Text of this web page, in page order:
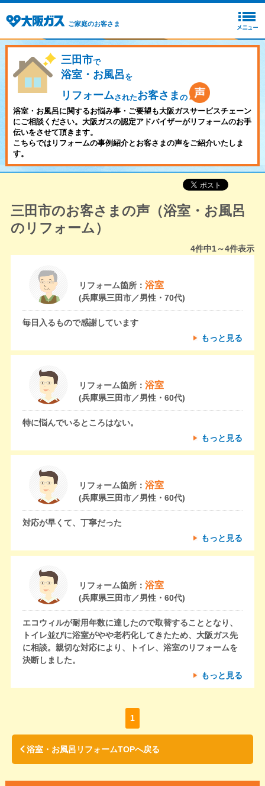
ご家庭のお客さま
三田市で
浴室・お風呂 を
リフォームされたお客さま の
浴室・お風呂に関するお悩み事・ご要望も大阪ガスサービスチェーン
にご相談ください。大阪ガスの認定アドバイザーがリフォームのお手
伝いをさせて頂きます。
こちらではリフォームの事例紹介とお客さまの声をご紹介いたしま
す。
三田市のお客さまの声（浴室・お風呂
のリフォーム）
4件中1～4件表示
リフォーム箇所： 浴室
(兵庫県三田市／男性・70代)
毎日入るもので感謝しています
もっと見る
リフォーム箇所： 浴室
(兵庫県三田市／男性・60代)
特に悩んでいるところはない。
もっと見る
リフォーム箇所： 浴室
(兵庫県三田市／男性・60代)
対応が早くて、丁寧だった
もっと見る
リフォーム箇所： 浴室
(兵庫県三田市／男性・60代)
エコウィルが耐用年数に達したので取替することとなり、
トイレ並びに浴室がやや老朽化してきたため、大阪ガス先
に相談。親切な対応により、トイレ、浴室のリフォームを
決断しました。
もっと見る
1
浴室・お風呂リフォームTOPへ戻る